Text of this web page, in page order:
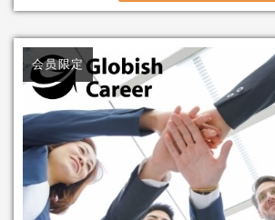
会员限定